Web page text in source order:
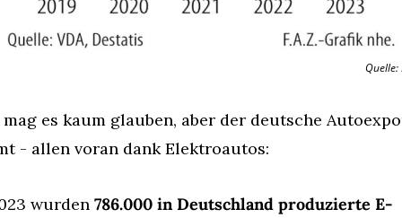
Quelle:
mag es kaum glauben, aber der deutsche
- allen voran dank Elektroautos:
wurden 786.000 in Deutschland produzierte E-